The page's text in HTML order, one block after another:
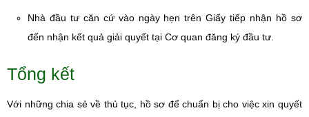
Nhà đầu tư căn cứ vào ngày hẹn trên Giấy tiếp nhận hồ sơ
đến nhận kết quả giải quyết tại Cơ quan đăng ký đầu tư.
Tổng kết
Với những chia sẻ về thủ tục, hồ sơ để chuẩn bị cho việc xin quyết